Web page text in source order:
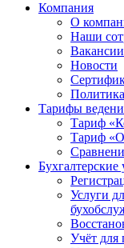
Компания
О
Наши
Вакансии
Новости
Тарифы
Тариф
Тариф
Бухгалтерские
Услуги
Учёт для